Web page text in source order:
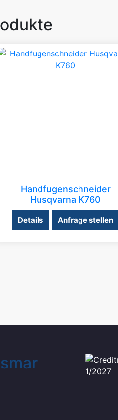
Handfugenschneider
Husqvarna K760
Details Anfrage stellen